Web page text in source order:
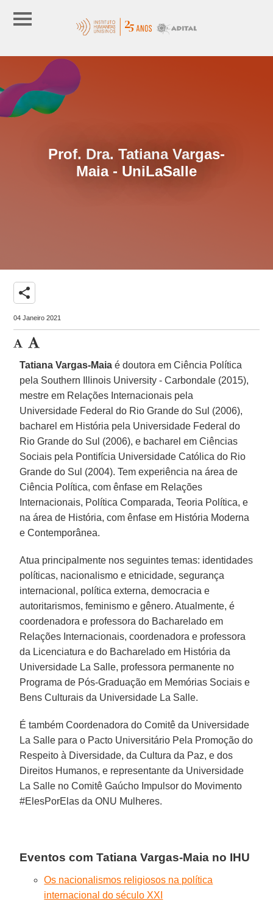
Prof. Dra. Tatiana Vargas-
Maia - UniLaSalle
share
04 Janeiro 2021
Tatiana Vargas-Maia é doutora em Ciência Política
pela Southern Illinois University - Carbondale (2015),
mestre em Relações Internacionais pela
Universidade Federal do Rio Grande do Sul (2006),
bacharel em História pela Universidade Federal do
Rio Grande do Sul (2006), e bacharel em Ciências
Sociais pela Pontifícia Universidade Católica do Rio
Grande do Sul (2004). Tem experiência na área de
Ciência Política, com ênfase em Relações
Internacionais, Política Comparada, Teoria Política, e
na área de História, com ênfase em História Moderna
e Contemporânea.
Atua principalmente nos seguintes temas: identidades
políticas, nacionalismo e etnicidade, segurança
internacional, política externa, democracia e
autoritarismos, feminismo e gênero. Atualmente, é
coordenadora e professora do Bacharelado em
Relações Internacionais, coordenadora e professora
da Licenciatura e do Bacharelado em História da
Universidade La Salle, professora permanente no
Programa de Pós-Graduação em Memórias Sociais e
Bens Culturais da Universidade La Salle.
É também Coordenadora do Comitê da Universidade
La Salle para o Pacto Universitário Pela Promoção do
Respeito à Diversidade, da Cultura da Paz, e dos
Direitos Humanos, e representante da Universidade
La Salle no Comitê Gaúcho Impulsor do Movimento
#ElesPorElas da ONU Mulheres.
Eventos com Tatiana Vargas-Maia no IHU
Os nacionalismos religiosos na política
internacional do século XXI